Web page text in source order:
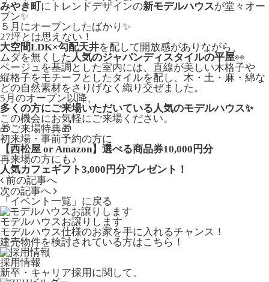
みやき町にトレンドデザインの新モデルハウスが堂々オー
プン✨
５月にオープンしたばかり✨
27坪とは思えない！
大空間LDK×勾配天井を配して開放感がありながら、
ムダを無くした 人気のジャパンディスタイルの平屋👀
ベージュを基調とした室内には、直線が美しい木格子や
縦格子をモチーフとしたタイルを配し、木・土・麻・綿な
どの自然素材をさりげなく織り交ぜました。
5月のオープン以降、
多くの方にご来場いただいている人気のモデルハウス✨
この機会にお気軽にご来場ください。
🎁ご来場特典🎁
初来場・事前予約の方に
【西松屋 or Amazon】選べる商品券10,000円分
再来場の方にも♪
人気カフェギフト3,000円分プレゼント！
前の記事へ
次の記事へ
「イベント一覧」 に戻る
モデルハウスお譲りします
モデルハウス仕様のお家を手に入れるチャンス！
建売物件を検討されている方はこちら！
採用情報
新卒・キャリア採用に関して。